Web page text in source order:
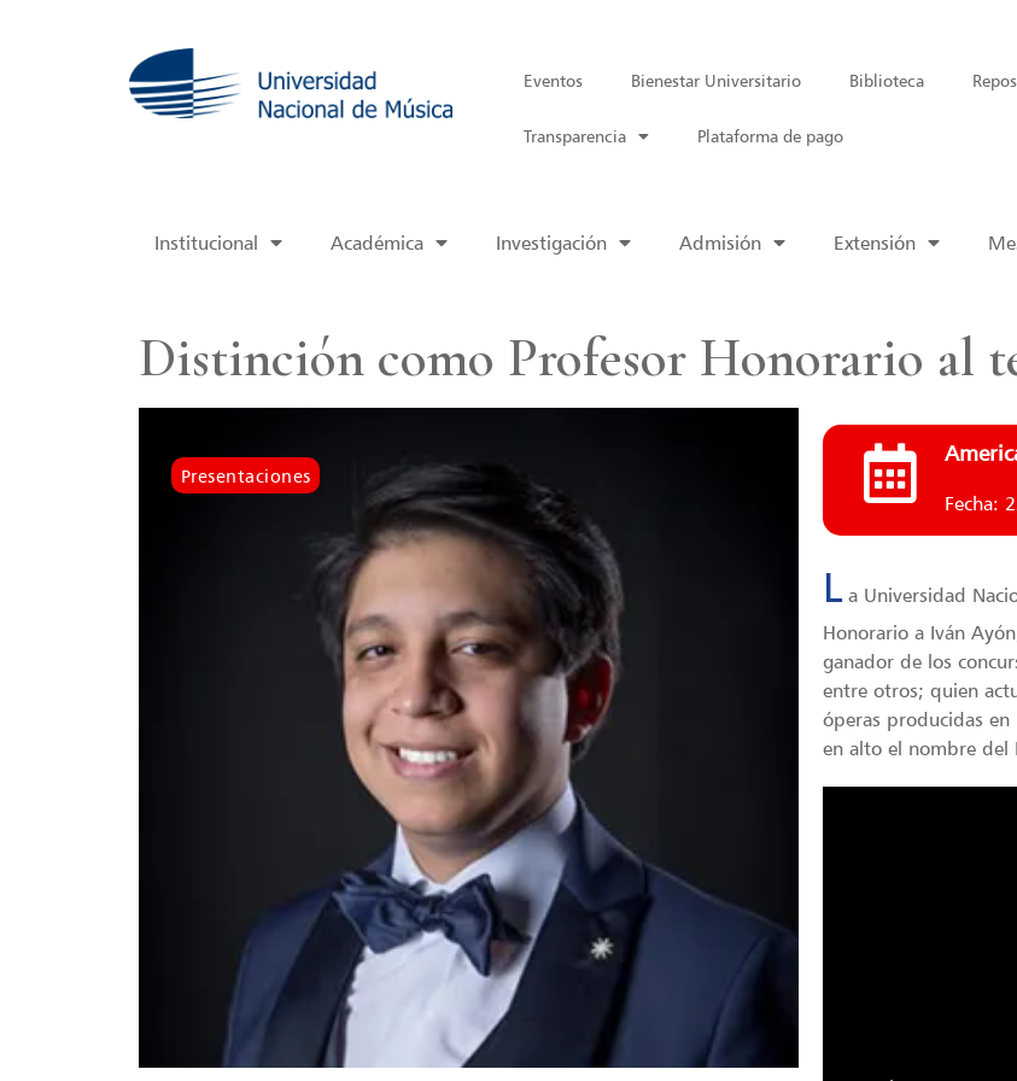
Eventos Bienestar Universitario Biblioteca
Transparencia Plataforma de pago
Institucional Académica Investigación Admisión Extensión
Distinción como Profesor Honorario al
Presentaciones
Fecha:
L a Universidad
Honorario a Iván
ganador de los
entre otros; quien
óperas producidas
en alto el nombre del